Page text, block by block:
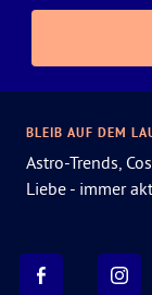
BLEIB AUF DEM
Astro-Trends,
Liebe - immer